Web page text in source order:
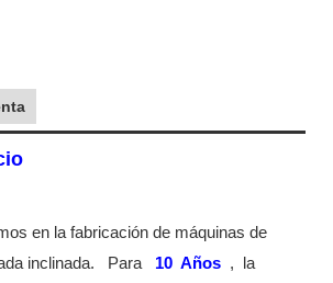
en la fabricación de máquinas de
inclinada.
Para 10 Años ,
la